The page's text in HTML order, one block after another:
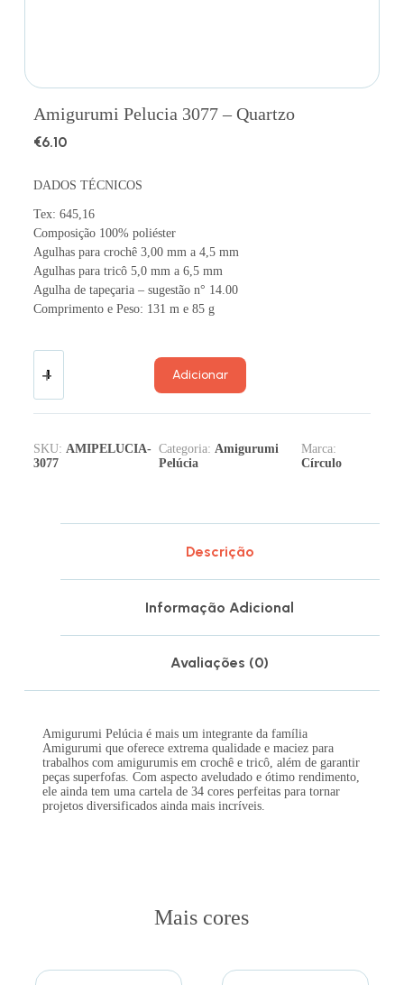
Amigurumi Pelucia 3077 – Quartzo
€6.10
DADOS TÉCNICOS
Tex: 645,16
Composição 100% poliéster
Agulhas para crochê 3,00 mm a 4,5 mm
Agulhas para tricô 5,0 mm a 6,5 mm
Agulha de tapeçaria – sugestão n° 14.00
Comprimento e Peso: 131 m e 85 g
Adicionar
SKU: AMIPELUCIA-
3077
Categoria: Amigurumi
Pelúcia
Marca:
Círculo
Descrição
Informação Adicional
Avaliações (0)
Amigurumi Pelúcia é mais um integrante da família
Amigurumi que oferece extrema qualidade e maciez para
trabalhos com amigurumis em crochê e tricô, além de garantir
peças superfofas. Com aspecto aveludado e ótimo rendimento,
ele ainda tem uma cartela de 34 cores perfeitas para tornar
projetos diversificados ainda mais incríveis.
Mais cores